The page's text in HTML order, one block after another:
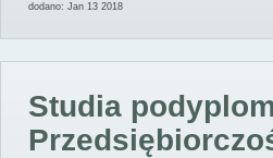
dodano: Jan 13 2018
Studia